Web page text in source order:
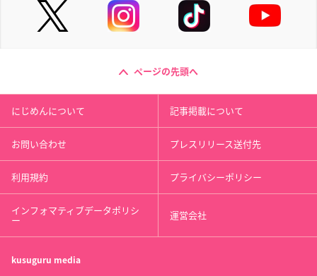
ページの先頭へ
にじめんについて 記事掲載について
お問い合わせ プレスリリース送付先
利用規約 プライバシーポリシー
インフォマティブデータポリシ
ー 運営会社
kusuguru media